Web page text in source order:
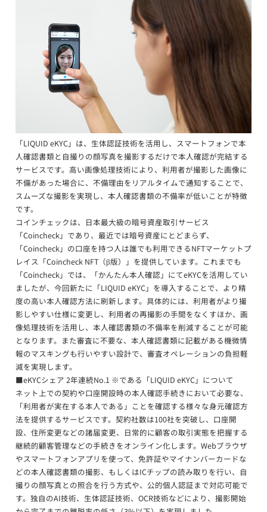
「LIQUID eKYC」は、生体認証技術を活用し、スマートフォンで本
人確認書類と自撮りの顔写真を撮影するだけで本人確認が完結する
サービスです。高い画像処理技術により、利用者が撮影した画像に
不備があった場合に、不備理由をリアルタイムで通知することで、
スムーズな撮影を実現し、本人確認書類の不備率が低いことが特徴
です。
コインチェックは、日本最大級の暗号資産取引サービス
「Coincheck」であり、最近では暗号資産にとどまらず、
「Coincheck」の口座を持つ人は誰でも利用できるNFTマーケットプ
レイス「Coincheck NFT（β版）」を提供しています。これまでも
「Coincheck」では、「かんたん本人確認」にてeKYCを活用してい
ましたが、今回新たに「LIQUID eKYC」を導入することで、より精
度の高い本人確認方法に刷新します。具体的には、利用者がより撮
影しやすい仕様に変更し、利用者の再撮影の手間をなくすほか、画
像処理技術を活用し、本人確認書類の不備率を削減することが可能
となります。また審査に不要な、本人確認書類に記載がある機微情
報のマスキングも行いやすい設計で、審査オペレーションの負担軽
減を実現します。
■eKYCシェア 2年連続No.1 ※である「LIQUID eKYC」について
ネット上での契約や口座開設時の本人確認手続きにおいて必要な、
「利用者が実在する本人である」ことを確認する様々な身元確認方
法を提供するサービスです。契約社数は100社を突破し、口座開
設、住所変更などの諸届変更、日常的に顧客の取引実態を把握する
継続的顧客管理などの手続きをオンライン化します。Webブラウザ
やスマートフォンアプリを使って、免許証やマイナンバーカードな
どの本人確認書類の撮影、もしくはICチップの読み取りを行い、自
撮りの顔写真との照合を行う方式や、公的個人認証まで対応可能で
す。独自のAI技術、生体認証技術、OCR技術などにより、撮影開始